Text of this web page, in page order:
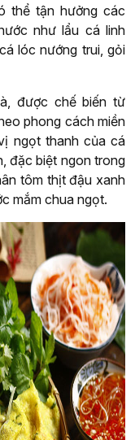
thể tận hưởng các
như lẩu cá linh
lóc nướng trui, gỏi
được chế biến từ
phong cách miền
ngọt thanh của cá
đặc biệt ngon trong
tôm thịt đậu xanh
mắm chua ngọt.